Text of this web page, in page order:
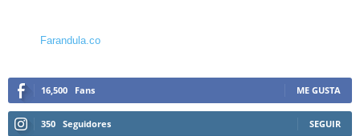
Farandula.co
16,500 Fans ME GUSTA
350 Seguidores SEGUIR